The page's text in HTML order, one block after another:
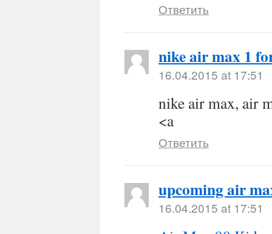
Ответить
nike air max 1
16.04.2015 at 17:51
nike air max, air
<a
Ответить
upcoming air
16.04.2015 at 17:51